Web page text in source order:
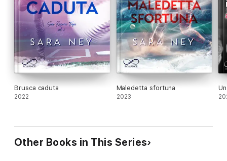
Brusca caduta
2022
Maledetta sfortuna
2023
Other Books in This Series